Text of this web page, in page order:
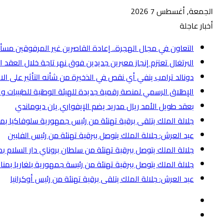
الجمعة, أغسطس 7 2026
أخبار عاجلة
التعاون في مجال الهجرة.. إعادة القاصرين غير المرفوقين
البرتغال تعتزم إنجاز معبرين جديدين فوق نهر تاجة خلال العقد
دونالد ترامب ينفي أي نقص في الذخيرة من شأنه التأثير على
الإطلاق الرسمي لمنصة رقمية جديدة للهيئة الوطنية للطبيبات
بعقد طويل الأمد ريال مدريد يضم الإيفواري يان ديوماندي
جلالة الملك يتلقى برقية تهنئة من رئيس جمهورية سلوفاكيا
عيد العرش: جلالة الملك يتوصل ببرقية تهنئة من رئيس الفلبين
جلالة الملك يتوصل ببرقية تهنئة من سلطان بروناي دار
جلالة الملك يتوصل ببرقية تهنئة من رئيسة جمهورية بلغاريا
عيد العرش: جلالة الملك يتلقى برقية تهنئة من رئيس أوكرانيا